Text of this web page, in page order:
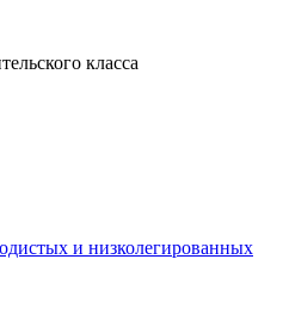
класса
и низколегированных